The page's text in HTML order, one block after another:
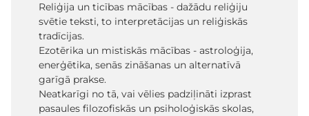
Reliģija un ticības mācības - dažādu reliģiju
svētie teksti, to interpretācijas un reliģiskās
tradīcijas.
Ezotērika un mistiskās mācības - astroloģija,
enerģētika, senās zināšanas un alternatīvā
garīgā prakse.
Neatkarīgi no tā, vai vēlies padziļināti izprast
pasaules filozofiskās un psiholoģiskās skolas,